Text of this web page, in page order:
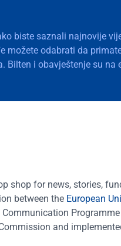
biste saznali najnovije
možete odabrati da
Bilten i obavještenje su na
shop for news, stories,
between the European
and